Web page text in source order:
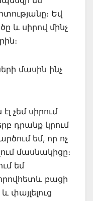
Եվ
և սիրով մինչ
մասին ինչ
չեմ սիրում
դրանք կրում
եմ, որ ոչ
մասնակիցը։
եմ
բացի
փայլելուց